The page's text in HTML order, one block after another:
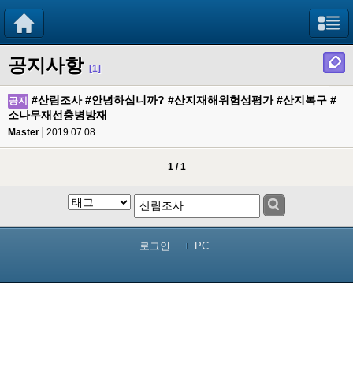
공지사항 [1]
공지
#산림조사 #안녕하십니까? #산지재해위험성평가 #산지복구 #
소나무재선충병방재
Master 2019.07.08
1 / 1
로그인... PC